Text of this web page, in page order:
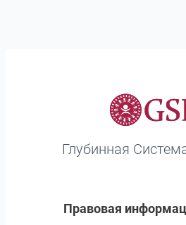
Глубинная
Правовая